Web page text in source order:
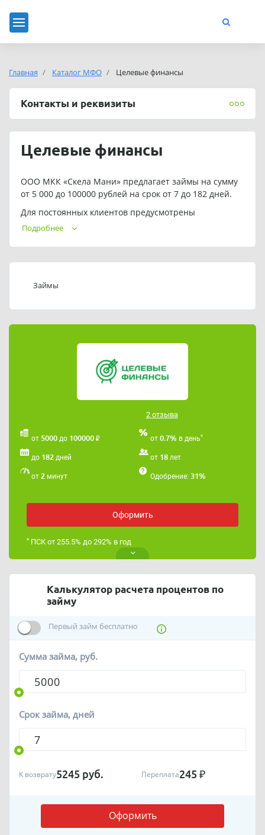
Главная Каталог МФО Целевые финансы
Контакты и реквизиты
Целевые финансы
ООО МКК «Скела Мани» предлагает займы на сумму
от 5 000 до 100000 рублей на срок от 7 до 182 дней.
Для постоянных клиентов предусмотрены
индивидуальные условия кредитования.
Подробнее
Займы
2 отзыва
от 5000 до 100000 ₽ от 0.7% в день*
до 182 дней от 18 лет
от 2 минут Одобрение: 31%
Оформить
*ПСК от 255.5% до 292% в год
Калькулятор расчета процентов по
займу
Первый займ бесплатно
Сумма займа, руб.
Срок займа, дней
Оформить
К возврату5245 руб. Переплата245 ₽